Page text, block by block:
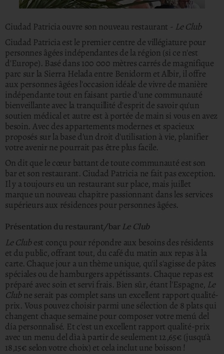
Ciudad Patricia ouvre son nouveau restaurant - Le Club
Ciudad Patricia est le premier centre de villégiature pour
personnes âgées indépendantes de la région (si ce n'est
d'Europe). Basé dans 100 000 mètres carrés de magnifique
parc sur la Sierra Helada entre Benidorm et Albir, il offre
aux personnes âgées l'occasion idéale de vivre de manière
indépendante tout en faisant partie d'une communauté
bienveillante avec la tranquillité d'esprit de savoir qu'un
soutien médical et autre est à portée de main si vous en avez
besoin. Avec des appartements modernes et spacieux
proposés sur la base d'un droit d'utilisation à vie, planifier
votre avenir ne pourrait pas être plus facile.
On dit que le cœur battant de toute communauté est son
bar et son restaurant. Ciudad Patricia ne fait pas exception.
Il y a toujours eu un restaurant sur place, mais juillet
marque un nouveau chapitre passionnant dans les services
supérieurs aux résidences pour personnes âgées.
Présentation du restaurant/bar Le Club
Le Clubest conçu pour répondre aux besoins des résidents
et du public, offrant tout, du café du matin aux repas à la
carte. Chaque jour a un thème unique, qu'il s'agisse de pâtes
spéciales ou de hamburgers appétissants. Chaque repas est
préparé avec soin et servi frais. Bien sûr, étant l'Espagne, Le
Clubne serait pas complet sans un excellent rapport qualité-
prix. Vous pouvez choisir parmi une sélection de 8 plats qui
changent chaque semaine pour composer votre menú del
día personnalisé. Et c'est un excellent rapport qualité-prix
avec un menu del dìa à partir de seulement 12,65€ (jusqu'à
18,15€ selon votre choix) et cela inclut une boisson !